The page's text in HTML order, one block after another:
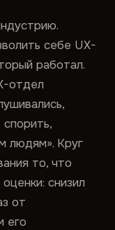
себе UX-
работал.
отдел
людям». Круг
то, что
снизил
от
его